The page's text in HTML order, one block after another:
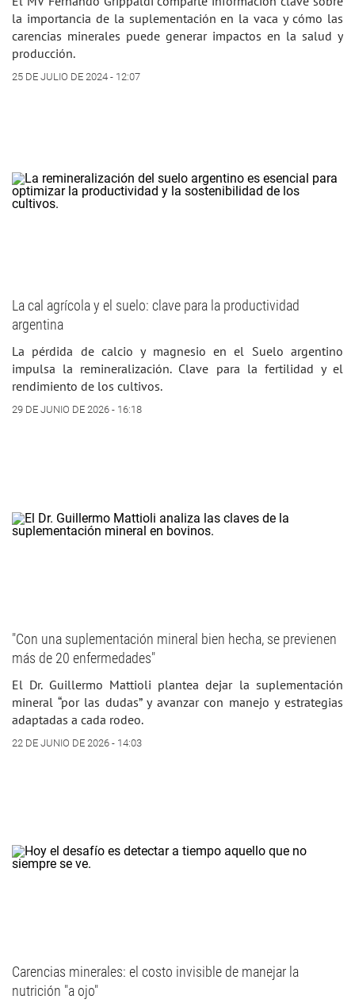
la importancia de la suplementación en la vaca y cómo las
carencias minerales pue­de generar impactos en la salud y
producción.
25 DE JULIO DE 2024 - 12:07
La cal agrícola y el suelo: clave para la productividad
argentina
La pérdida de calcio y magnesio en el Suelo argentino
impulsa la remineralización. Clave para la fertilidad y el
rendimiento de los cultivos.
29 DE JUNIO DE 2026 - 16:18
"Con una suplementación mineral bien hecha, se previenen
más de 20 enfermedades"
El Dr. Guillermo Mattioli plantea dejar la suplementación
mineral “por las dudas” y avanzar con manejo y estrategias
adaptadas a cada rodeo.
22 DE JUNIO DE 2026 - 14:03
Carencias minerales: el costo invisible de manejar la
nutrición "a ojo"